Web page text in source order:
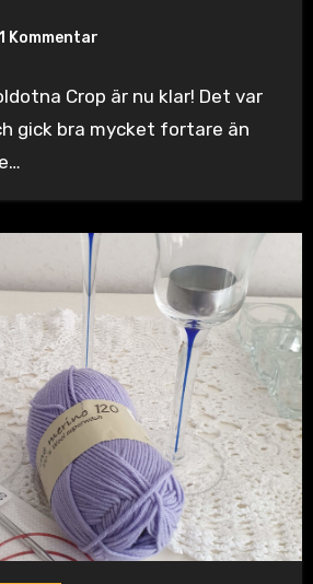
Kommentar
Crop är nu klar! Det var
gick bra mycket fortare än